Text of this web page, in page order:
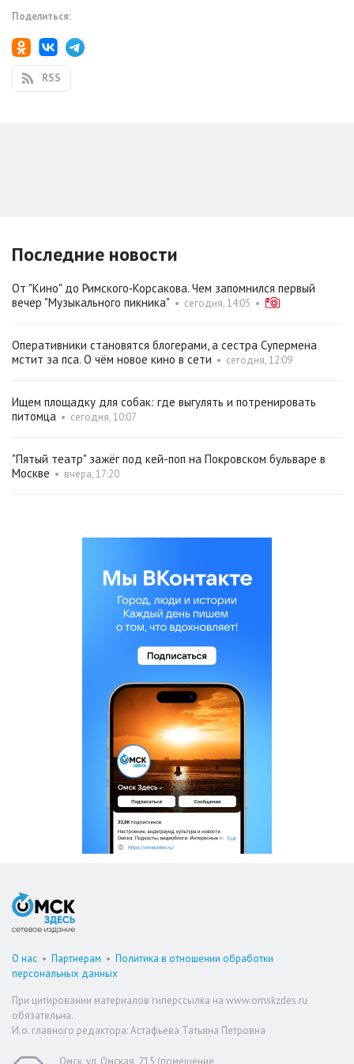
Поделиться:
RSS
Последние новости
От "Кино" до Римского‑Корсакова. Чем запомнился первый
вечер "Музыкального пикника" • сегодня, 14:05 •
Оперативники становятся блогерами, а сестра Супермена
мстит за пса. О чём новое кино в сети • сегодня, 12:09
Ищем площадку для собак: где выгулять и потренировать
питомца • сегодня, 10:07
"Пятый театр" зажёг под кей-поп на Покровском бульваре в
Москве • вчера, 17:20
О нас • Партнерам • Политика в отношении обработки
персональных данных
При цитировании материалов гиперссылка на www.omskzdes.ru
обязательна.
И.о. главного редактора: Астафьева Татьяна Петровна
Омск, ул. Омская, 215 (помещение